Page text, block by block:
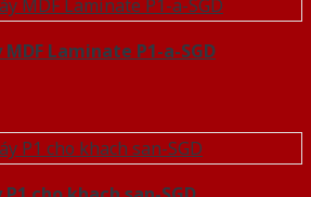
MDF Laminate P1-a-SGD